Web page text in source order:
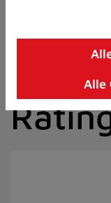
8)
I)
der Alle